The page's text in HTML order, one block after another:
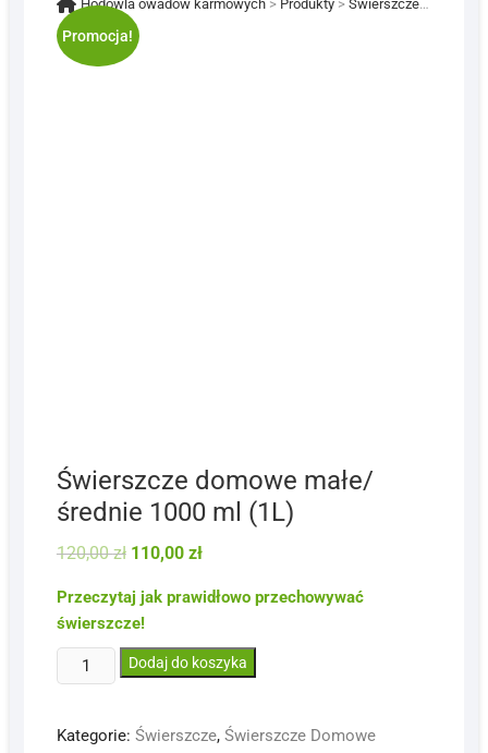
Hodowla owadów karmowych> Produkty> Świerszcze domowe małe/średnie 1000 ml (1L)
Promocja!
Świerszcze domowe małe/
średnie 1000 ml (1L)
120,00zł Pierwotna
cena
120,00 zł.
110,00 złAktualna
110,00 zł.
Przeczytaj jak prawidłowo przechowywać
świerszcze!
ilość
Świerszcze
małe/
Dodaj do koszyka
Kategorie: Świerszcze, Świerszcze Domowe